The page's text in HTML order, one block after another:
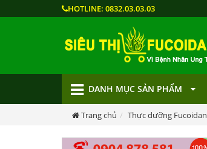
HOTLINE: 0832.03.03.03
DANH MỤC SẢN PHẨM
Trang chủ Thực dưỡng Fucoidan